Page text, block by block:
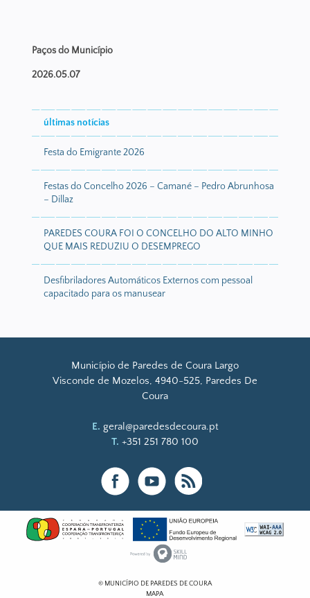
Paços do Município
2026.05.07
últimas notícias
Festa do Emigrante 2026
Festas do Concelho 2026 – Camané – Pedro Abrunhosa
– Dillaz
PAREDES COURA FOI O CONCELHO DO ALTO MINHO
QUE MAIS REDUZIU O DESEMPREGO
Desfibriladores Automáticos Externos com pessoal
capacitado para os manusear
Município de Paredes de Coura Largo
Visconde de Mozelos, 4940-525, Paredes De
Coura
E. geral@paredesdecoura.pt
T. +351 251 780 100
© MUNICÍPIO DE PAREDES DE COURA
MAPA